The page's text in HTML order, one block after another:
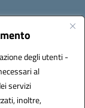
degli utenti -
al
servizi
inoltre,